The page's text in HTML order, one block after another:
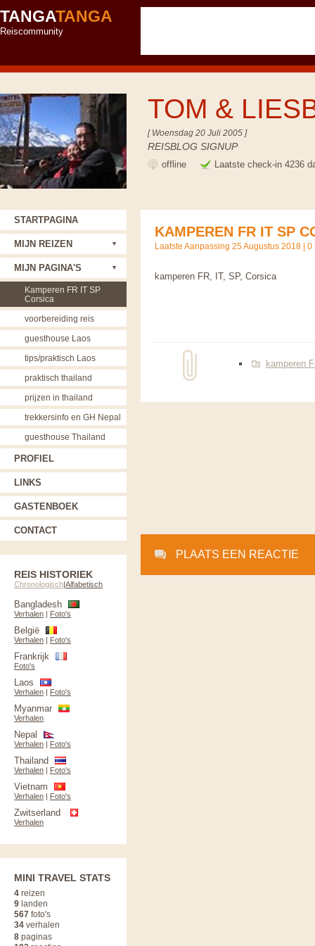
TANGATANGA
Reiscommunity
TOM &
[ Woensdag 20 Juli 2005 ]
REISBLOG SIGNUP
offline Laatste check-in 4236
KAMPEREN FR IT SP
Laatste Aanpassing 25 Augustus 2018 | 0
kamperen FR, IT, SP, Corsica
kamperen
PLAATS EEN REACTIE
STARTPAGINA
MIJN REIZEN
MIJN PAGINA'S
Kamperen FR IT SP
Corsica
voorbereiding reis
guesthouse Laos
tips/praktisch Laos
praktisch thailand
prijzen in thailand
trekkersinfo en GH Nepal
guesthouse Thailand
PROFIEL
LINKS
GASTENBOEK
CONTACT
REIS HISTORIEK
Chronologisch|Alfabetisch
Bangladesh
Verhalen | Foto's
België
Verhalen | Foto's
Frankrijk
Foto's
Laos
Verhalen | Foto's
Myanmar
Verhalen
Nepal
Verhalen | Foto's
Thailand
Verhalen | Foto's
Vietnam
Verhalen | Foto's
Zwitserland
Verhalen
MINI TRAVEL STATS
4 reizen
9 landen
567 foto's
34 verhalen
8 paginas